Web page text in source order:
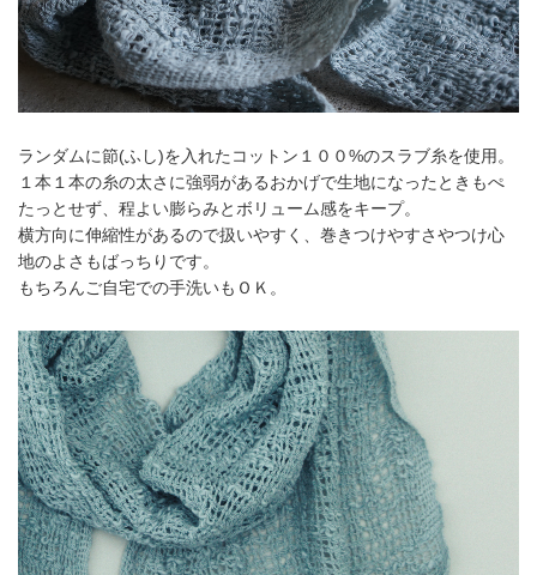
ランダムに節(ふし)を入れたコットン１００%のスラブ糸を使用。
１本１本の糸の太さに強弱があるおかげで生地になったときもぺ
たっとせず、程よい膨らみとボリューム感をキープ。
横方向に伸縮性があるので扱いやすく、巻きつけやすさやつけ心
地のよさもばっちりです。
もちろんご自宅での手洗いもＯＫ。